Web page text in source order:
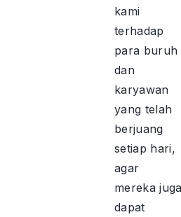
kami
terhadap
para buruh
dan
karyawan
yang telah
berjuang
setiap hari,
agar
mereka juga
dapat